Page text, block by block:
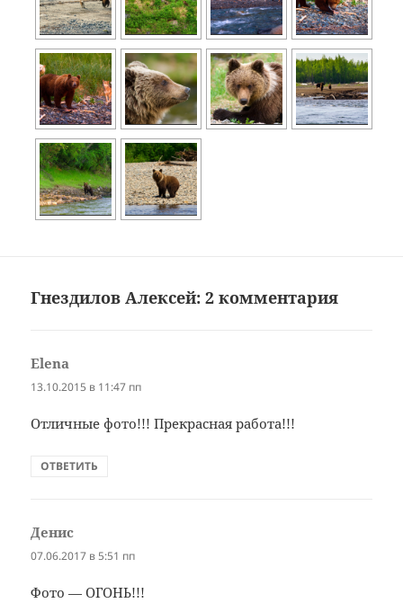
Гнездилов Алексей: 2 комментария
Elena
13.10.2015 в 11:47 пп
Отличные фото!!! Прекрасная работа!!!
ОТВЕТИТЬ
Денис
07.06.2017 в 5:51 пп
Фото — ОГОНЬ!!!